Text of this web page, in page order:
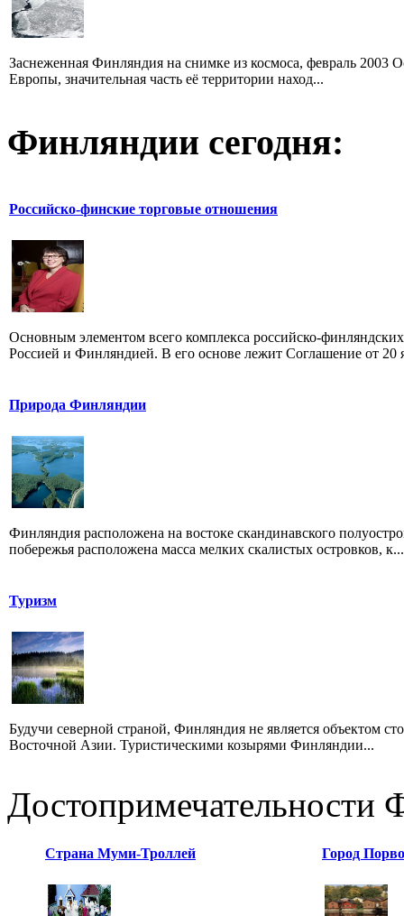
Заснеженная Финляндия на снимке из космоса, февраль 2003
Европы, значительная часть её территории наход...
Финляндии сегодня:
Российско-финские торговые отношения
Основным элементом всего комплекса российско-
Россией и Финляндией. В его основе лежит Соглашение от 20
Природа Финляндии
Финляндия расположена на востоке скандинавского
побережья расположена масса мелких скалистых островков, к...
Туризм
Будучи северной страной, Финляндия не является объектом
Восточной Азии. Туристическими козырями Финляндии...
Достопримечательности
Страна Муми-Троллей Город